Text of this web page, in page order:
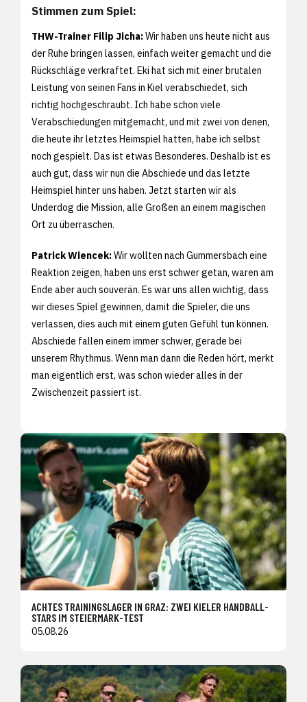
Stimmen zum Spiel:
THW-Trainer Filip Jicha:Wir haben uns heute nicht aus
der Ruhe bringen lassen, einfach weiter gemacht und die
Rückschläge verkraftet. Eki hat sich mit einer brutalen
Leistung von seinen Fans in Kiel verabschiedet, sich
richtig hochgeschraubt. Ich habe schon viele
Verabschiedungen mitgemacht, und mit zwei von denen,
die heute ihr letztes Heimspiel hatten, habe ich selbst
noch gespielt. Das ist etwas Besonderes. Deshalb ist es
auch gut, dass wir nun die Abschiede und das letzte
Heimspiel hinter uns haben. Jetzt starten wir als
Underdog die Mission, alle Großen an einem magischen
Ort zu überraschen.
Patrick Wiencek:Wir wollten nach Gummersbach eine
Reaktion zeigen, haben uns erst schwer getan, waren am
Ende aber auch souverän. Es war uns allen wichtig, dass
wir dieses Spiel gewinnen, damit die Spieler, die uns
verlassen, dies auch mit einem guten Gefühl tun können.
Abschiede fallen einem immer schwer, gerade bei
unserem Rhythmus. Wenn man dann die Reden hört, merkt
man eigentlich erst, was schon wieder alles in der
Zwischenzeit passiert ist.
ACHTES TRAININGSLAGER IN GRAZ: ZWEI KIELER HANDBALL-
STARS IM STEIERMARK-TEST
05.08.26